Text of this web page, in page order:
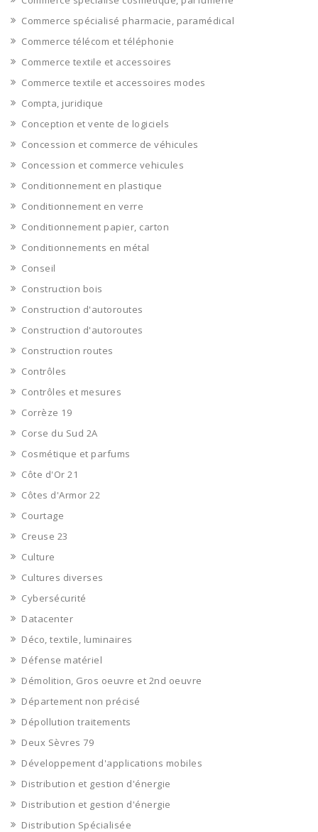
Commerce spécialisé pharmacie, paramédical
Commerce télécom et téléphonie
Commerce textile et accessoires
Commerce textile et accessoires modes
Compta, juridique
Conception et vente de logiciels
Concession et commerce de véhicules
Concession et commerce vehicules
Conditionnement en plastique
Conditionnement en verre
Conditionnement papier, carton
Conditionnements en métal
Conseil
Construction bois
Construction d'autoroutes
Construction d'autoroutes
Construction routes
Contrôles
Contrôles et mesures
Corrèze 19
Corse du Sud 2A
Cosmétique et parfums
Côte d'Or 21
Côtes d'Armor 22
Courtage
Creuse 23
Culture
Cultures diverses
Cybersécurité
Datacenter
Déco, textile, luminaires
Défense matériel
Démolition, Gros oeuvre et 2nd oeuvre
Département non précisé
Dépollution traitements
Deux Sèvres 79
Développement d'applications mobiles
Distribution et gestion d'énergie
Distribution et gestion d'énergie
Distribution Spécialisée